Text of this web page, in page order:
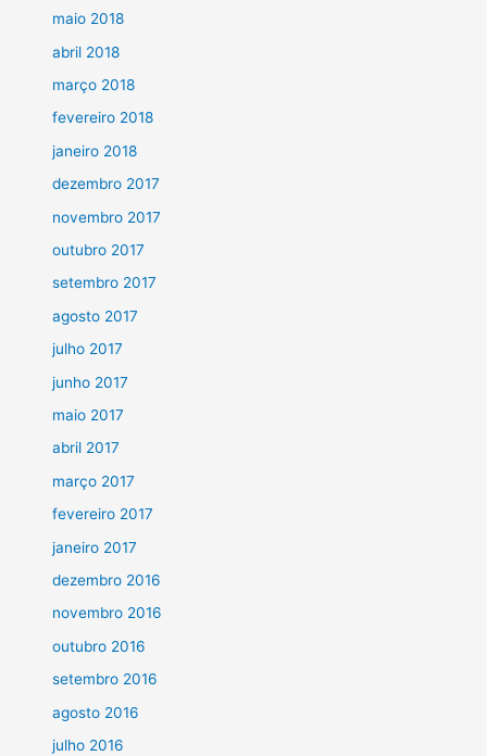
maio 2018
abril 2018
março 2018
fevereiro 2018
janeiro 2018
dezembro 2017
novembro 2017
outubro 2017
setembro 2017
agosto 2017
julho 2017
junho 2017
maio 2017
abril 2017
março 2017
fevereiro 2017
janeiro 2017
dezembro 2016
novembro 2016
outubro 2016
setembro 2016
agosto 2016
julho 2016